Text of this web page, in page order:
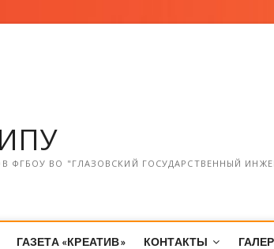
ВО "ГЛАЗОВСКИЙ ГОСУДАРСТВЕННЫЙ
ГАЗЕТА «КРЕАТИВ» КОНТАКТЫ